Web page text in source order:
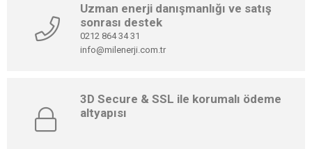
Uzman enerji danışmanlığı ve satış
sonrası destek
0212 864 34 31
info@milenerji.com.tr
3D Secure & SSL ile korumalı ödeme
altyapısı